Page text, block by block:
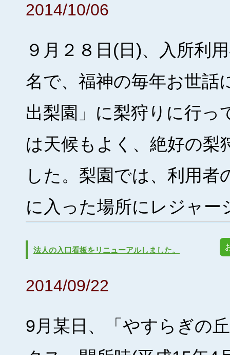
2014/10/06
９月２８日(日)、入所利
名で、福神の毎年お世話
出梨園」に梨狩りに行っ
は天候もよく、絶好の梨
した。梨園では、利用者
に入った場所にレジャ
法人の入口看板をリニューアルしました。
2014/09/22
9月某日、「やすらぎの